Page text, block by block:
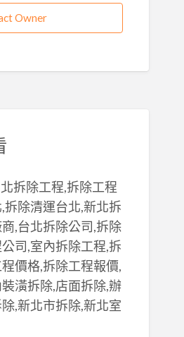
Owner
拆除工程,拆除工程
除清運台北,新北拆
,台北拆除公司,拆除
司,室內拆除工程,拆
價格,拆除工程報價,
潢拆除,店面拆除,辦
,新北市拆除,新北室